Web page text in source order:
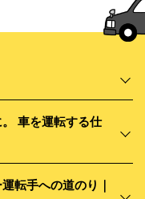
車を運転する仕
転手への道のり｜